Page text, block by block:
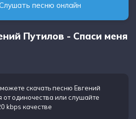
песню онлайн
Путилов - Спаси меня
скачать песню Евгений
одиночества или слушайте
kbps качестве